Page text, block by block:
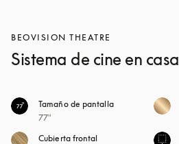
BEOVISION THEATRE
Sistema de cine en casa
Tamaño de pantalla
77"
Cubierta frontal